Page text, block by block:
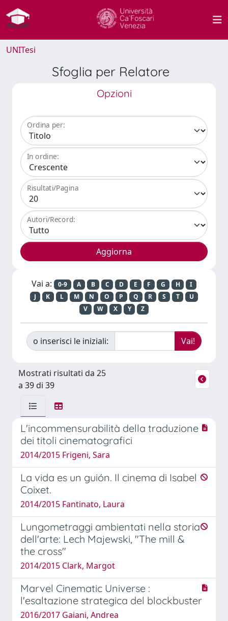
UNITesi
Sfoglia per Relatore
Opzioni
Ordina per:
In ordine:
Risultati/Pagina
Autori/Record:
Vai a: 0-9 A B C D E F G H
I
J
K L M N O P Q R S T
U
V
W X Y Z
o inserisci le iniziali:
Mostrati risultati da 25
a 39 di 39
L'incommensurabilità della traduzione
dei titoli cinematografici
2014/2015 Frigeni, Sara
La vida es un guión. Il cinema di Isabel
Coixet.
2014/2015 Fantinato, Laura
Lungometraggi ambientati nella storia
dell'arte: Lech Majewski, "The mill &
the cross"
2014/2015 Clark, Margot
Marvel Cinematic Universe :
l'esaltazione strategica del blockbuster
2016/2017 Gaiani, Andrea